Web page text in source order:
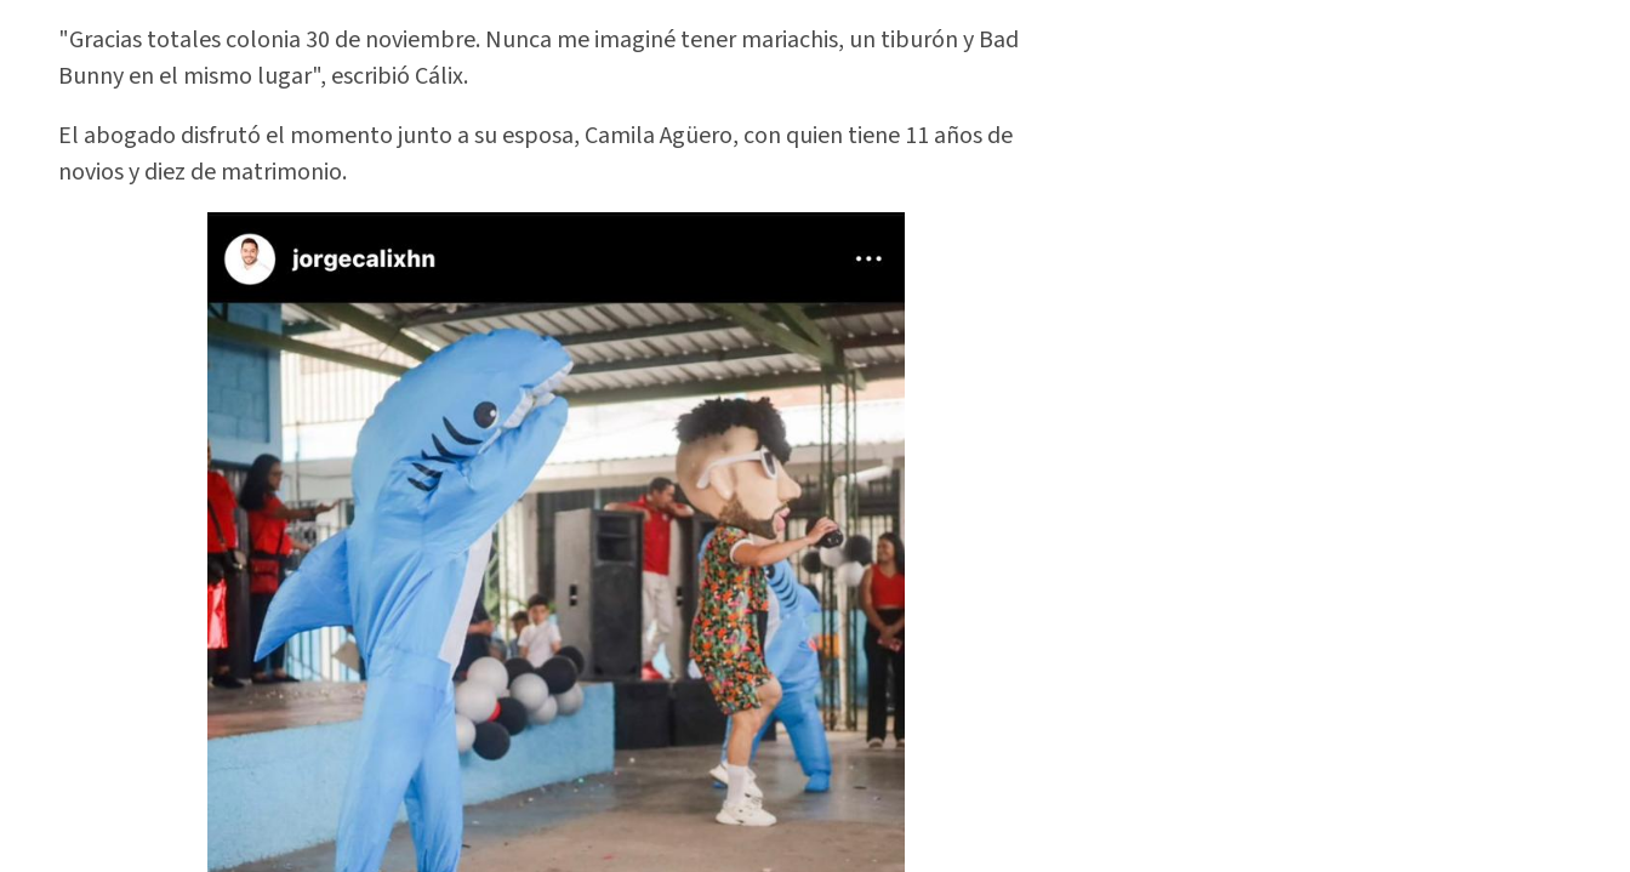
"Gracias totales colonia 30 de noviembre. Nunca me imaginé tener mariachis, un tiburón y Bad
Bunny en el mismo lugar", escribió Cálix.
El abogado disfrutó el momento junto a su esposa, Camila Agüero, con quien tiene 11 años de
novios y diez de matrimonio.